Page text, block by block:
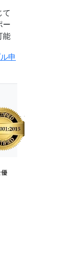
て
ー
能
申